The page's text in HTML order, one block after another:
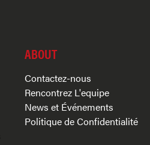
ABOUT
Contactez-nous
Rencontrez L'equipe
News et Événements
Politique de Confidentialité